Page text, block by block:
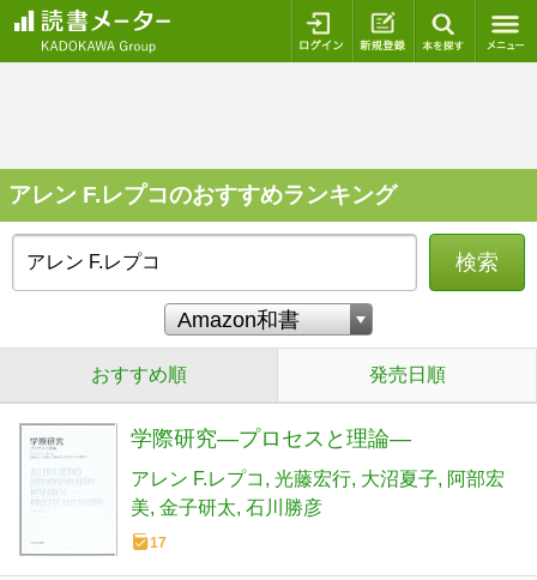
ログイン 新規登録
アレン F.レプコのおすすめランキング
検索
おすすめ順 発売日順
学際研究―プロセスと理論―
アレン F.レプコ 光藤宏行 大沼夏子
阿部宏
美 金子研太 石川勝彦
17